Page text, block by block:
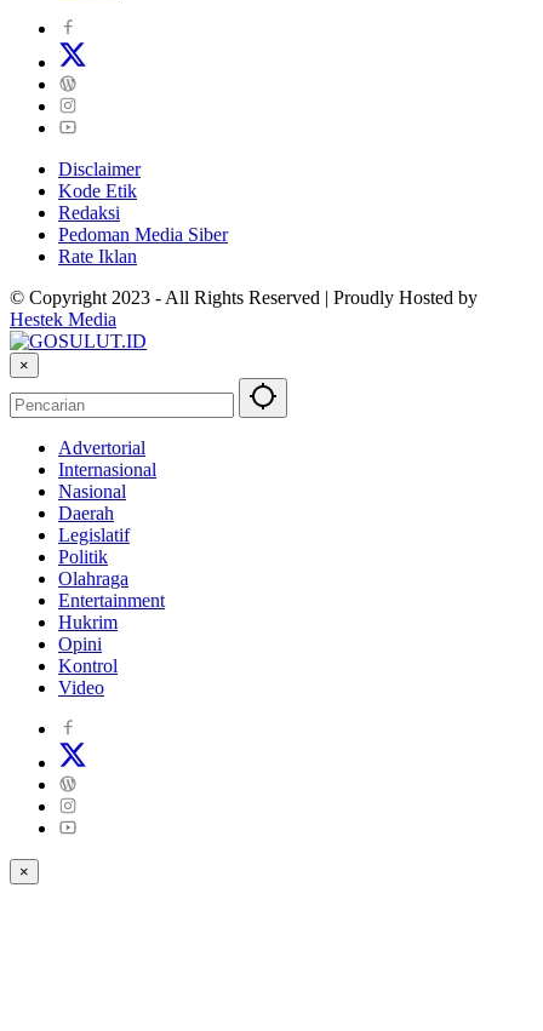
Disclaimer
Kode Etik
Redaksi
Pedoman Media Siber
Rate Iklan
© Copyright 2023 - All Rights Reserved | Proudly Hosted by
Hestek Media
×
Advertorial
Internasional
Nasional
Daerah
Legislatif
Politik
Olahraga
Entertainment
Hukrim
Opini
Kontrol
Video
×